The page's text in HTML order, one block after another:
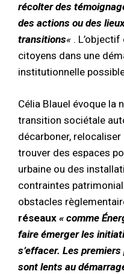
récolter des
des actions ou des
transitions« . L’objectif
citoyens dans une
institutionnelle
Célia Blauel évoque la
transition sociétale
décarboner,
trouver des espaces
urbaine ou des
contraintes
obstacles
réseaux « comme
faire émerger les
s’effacer. Les
sont lents au